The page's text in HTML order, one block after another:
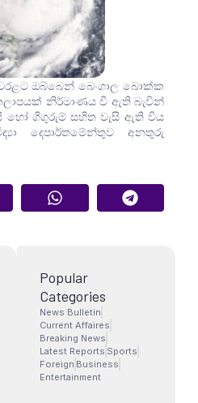
ඔබ්බෙන් බෙංගාල බොක්ක
නිර්මාණය වී ඇති බැවින්
හෝ ගිගුරුම් සහිත වැසි ඇති විය
දෙපාර්තමේන්තුව අනතුරු
Popular
Categories
News Bulletin
Current Affaires
Breaking News
Latest Reports Sports
Foreign Business
Entertainment